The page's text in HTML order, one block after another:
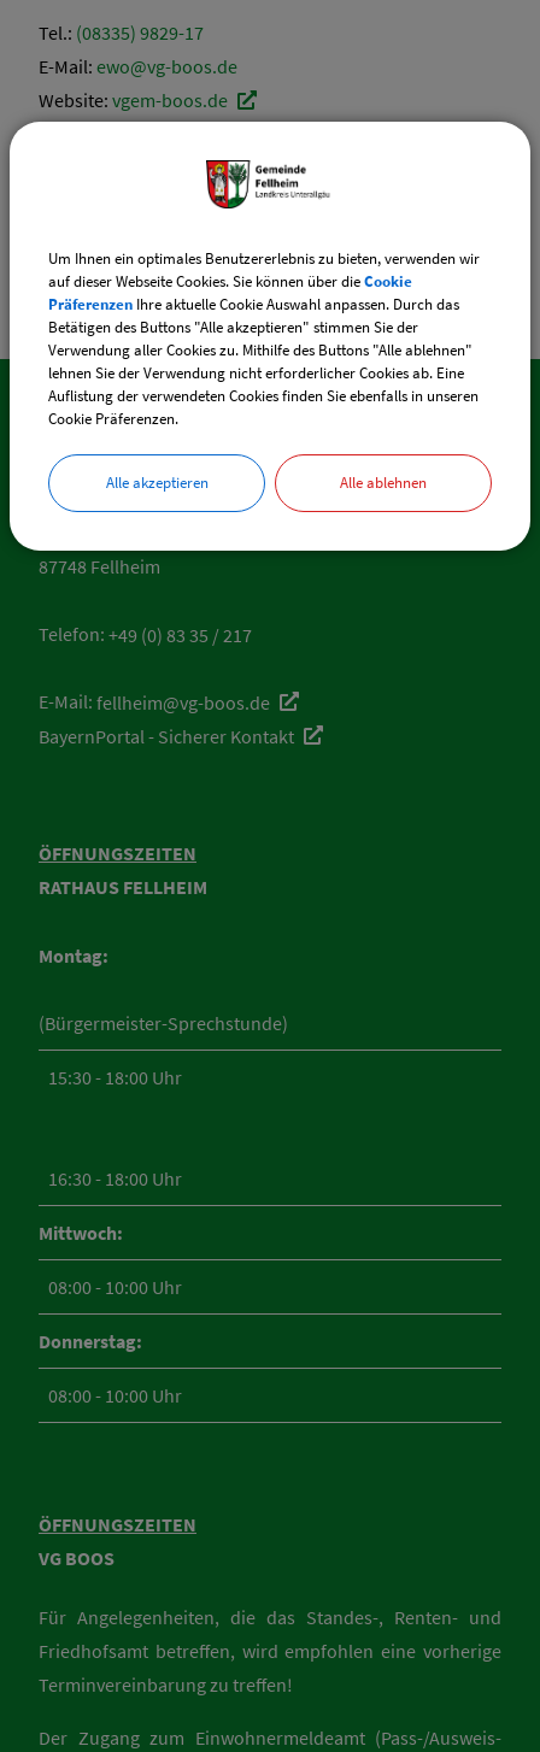
Tel.: (08335) 9829-17
E-Mail: ewo@vg-boos.de
Website: vgem-boos.de
Einwohnermelde- / Passamt
Gemeinde Fellheim
87748 Fellheim
Telefon: +49 (0) 83 35 / 217
E-Mail: fellheim@vg-boos.de
BayernPortal - Sicherer Kontakt
ÖFFNUNGSZEITEN
RATHAUS FELLHEIM
Montag:
(Bürgermeister-Sprechstunde)
15:30 - 18:00 Uhr
16:30 - 18:00 Uhr
Mittwoch:
08:00 - 10:00 Uhr
Donnerstag:
08:00 - 10:00 Uhr
ÖFFNUNGSZEITEN
VG BOOS
Für Angelegenheiten, die das Standes-, Renten- und
Friedhofsamt betreffen, wird empfohlen eine vorherige
Terminvereinbarung zu treffen!
Der Zugang zum Einwohnermeldeamt (Pass-/Ausweis-
Um Ihnen ein optimales Benutzererlebnis zu bieten, verwenden wir
auf dieser Webseite Cookies. Sie können über dieCookie
Präferenzen Ihre aktuelle Cookie Auswahl anpassen. Durch das
Betätigen des Buttons "Alle akzeptieren" stimmen Sie der
Verwendung aller Cookies zu. Mithilfe des Buttons "Alle ablehnen"
lehnen Sie der Verwendung nicht erforderlicher Cookies ab. Eine
Auflistung der verwendeten Cookies finden Sie ebenfalls in unseren
Cookie Präferenzen.
Alle akzeptieren Alle ablehnen